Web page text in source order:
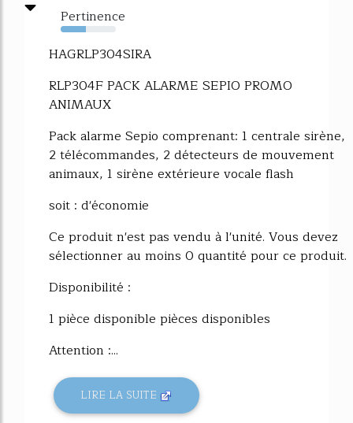
Pertinence
46%
HAGRLP304SIRA
RLP304F PACK ALARME SEPIO PROMO
ANIMAUX
Pack alarme Sepio comprenant: 1 centrale sirène,
2 télécommandes, 2 détecteurs de mouvement
animaux, 1 sirène extérieure vocale flash
soit : d'économie
Ce produit n'est pas vendu à l'unité. Vous devez
sélectionner au moins 0 quantité pour ce produit.
Disponibilité :
1 pièce disponible pièces disponibles
Attention :...
LIRE LA SUITE